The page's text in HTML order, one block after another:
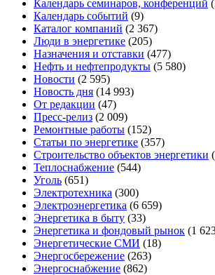
Календарь семинаров, конференций
Календарь событий (9)
Каталог компаний (2 367)
Люди в энергетике (205)
Назначения и отставки (477)
Нефть и нефтепродукты (5 580)
Новости (2 595)
Новость дня (14 993)
От редакции (47)
Пресс-релиз (2 009)
Ремонтные работы (152)
Статьи по энергетике (357)
Строительство объектов энергетики
Теплоснабжение (544)
Уголь (651)
Электротехника (300)
Электроэнергетика (6 659)
Энергетика в быту (33)
Энергетика и фондовый рынок (1
Энергетические СМИ (18)
Энергосбережение (263)
Энергоснабжение (862)